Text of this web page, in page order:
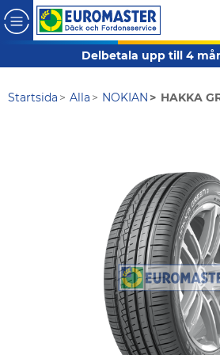
Delbetala upp till 4
Startsida Alla NOKIAN HAKKA